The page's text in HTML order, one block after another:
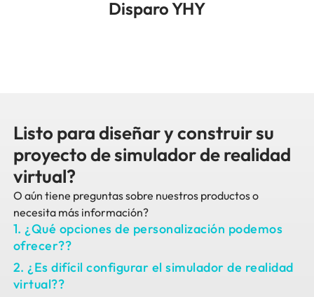
Disparo YHY
Listo para diseñar y construir su
proyecto de simulador de realidad
virtual?
O aún tiene preguntas sobre nuestros productos o
necesita más información?
1. ¿Qué opciones de personalización podemos
ofrecer??
2. ¿Es difícil configurar el simulador de realidad
virtual??